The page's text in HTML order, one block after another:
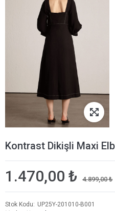
Kontrast Dikişli Maxi
1.470,00 ₺ 4.899,00 ₺
Stok Kodu
UP25Y-201010-B001